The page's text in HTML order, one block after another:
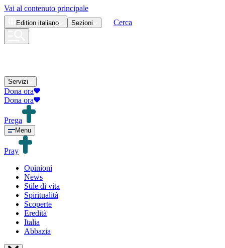
Vai al contenuto principale
Edition italiano Sezioni Cerca
Servizi
Dona ora
Dona ora
Prega
Menu
Pray
Opinioni
News
Stile di vita
Spiritualità
Scoperte
Eredità
Italia
Abbazia